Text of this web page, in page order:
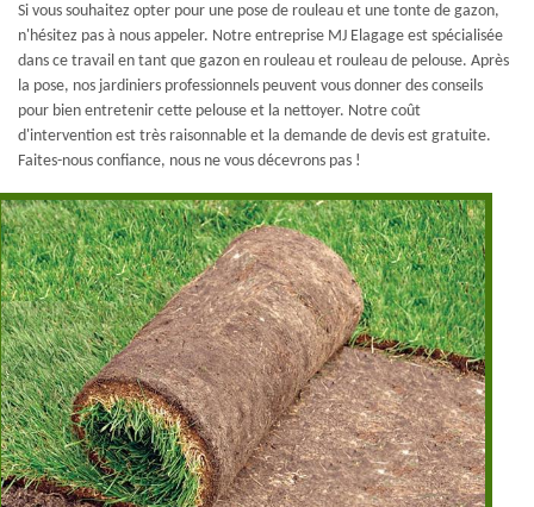
Si vous souhaitez opter pour une pose de rouleau et une tonte de gazon,
n'hésitez pas à nous appeler. Notre entreprise MJ Elagage est spécialisée
dans ce travail en tant que gazon en rouleau et rouleau de pelouse. Après
la pose, nos jardiniers professionnels peuvent vous donner des conseils
pour bien entretenir cette pelouse et la nettoyer. Notre coût
d'intervention est très raisonnable et la demande de devis est gratuite.
Faites-nous confiance, nous ne vous décevrons pas !